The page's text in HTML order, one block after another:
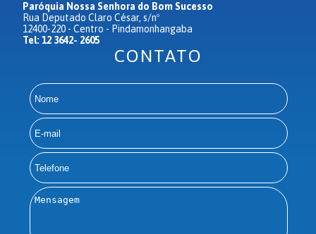
Paróquia Nossa Senhora do Bom Sucesso
Rua Deputado Claro César, s/nº
12400-220 - Centro - Pindamonhangaba
Tel: 12 3642- 2605
CONTATO